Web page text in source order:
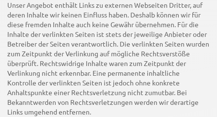
Unser Angebot enthält Links zu externen Webseiten Dritter, auf
deren Inhalte wir keinen Einfluss haben. Deshalb können wir für
diese fremden Inhalte auch keine Gewähr übernehmen. Für die
Inhalte der verlinkten Seiten ist stets der jeweilige Anbieter oder
Betreiber der Seiten verantwortlich. Die verlinkten Seiten wurden
zum Zeitpunkt der Verlinkung auf mögliche Rechtsverstöße
überprüft. Rechtswidrige Inhalte waren zum Zeitpunkt der
Verlinkung nicht erkennbar. Eine permanente inhaltliche
Kontrolle der verlinkten Seiten ist jedoch ohne konkrete
Anhaltspunkte einer Rechtsverletzung nicht zumutbar. Bei
Bekanntwerden von Rechtsverletzungen werden wir derartige
Links umgehend entfernen.